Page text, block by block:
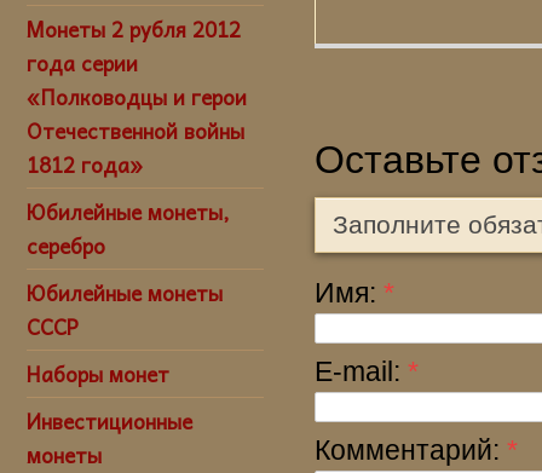
Монеты 2 рубля 2012
года серии
«Полководцы и герои
Отечественной войны
1812 года»
Юбилейные монеты,
серебро
Юбилейные монеты
СССР
Наборы монет
Инвестиционные
монеты
Оставьте
Заполните
Имя: *
E-mail: *
Комментарий: *